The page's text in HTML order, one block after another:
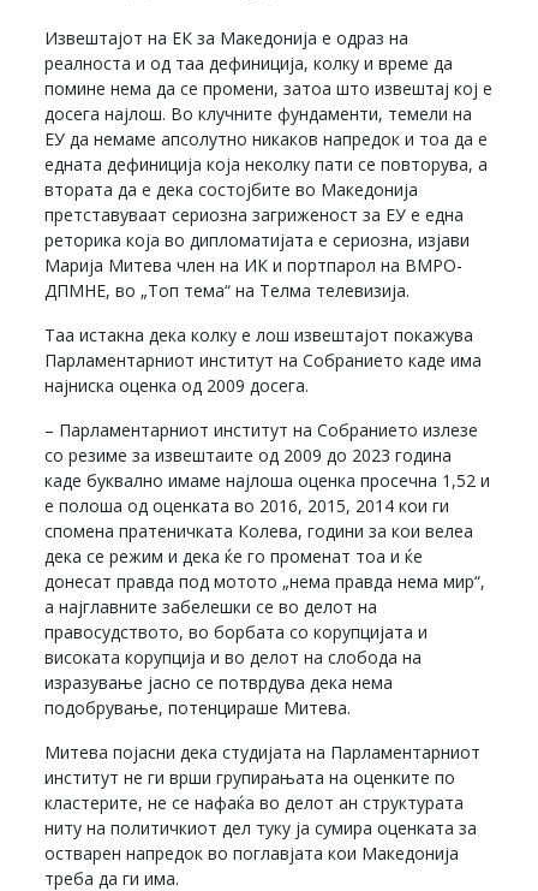
Извештајот на ЕК за Македонија е одраз на
реалноста и од таа дефиниција, колку и време да
помине нема да се промени, затоа што извештај кој е
досега најлош. Во клучните фундаменти, темели на
ЕУ да немаме апсолутно никаков напредок и тоа да е
едната дефиниција која неколку пати се повторува, а
втората да е дека состојбите во Македонија
претставуваат сериозна загриженост за ЕУ е една
реторика која во дипломатијата е сериозна, изјави
Марија Митева член на ИК и портпарол на ВМРО-
ДПМНЕ, во „Топ тема“ на Телма телевизија.
Таа истакна дека колку е лош извештајот покажува
Парламентарниот институт на Собранието каде има
најниска оценка од 2009 досега.
– Парламентарниот институт на Собранието излезе
со резиме за извештаите од 2009 до 2023 година
каде буквално имаме најлоша оценка просечна 1,52 и
е полоша од оценката во 2016, 2015, 2014 кои ги
спомена пратеничката Колева, години за кои велеа
дека се режим и дека ќе го променат тоа и ќе
донесат правда под мотото „нема правда нема мир“,
а најглавните забелешки се во делот на
правосудството, во борбата со корупцијата и
високата корупција и во делот на слобода на
изразување јасно се потврдува дека нема
подобрување, потенцираше Митева.
Митева појасни дека студијата на Парламентарниот
институт не ги врши групирањата на оценките по
кластерите, не се нафаќа во делот ан структурата
ниту на политичкиот дел туку ја сумира оценката за
остварен напредок во поглавјата кои Македонија
треба да ги има.